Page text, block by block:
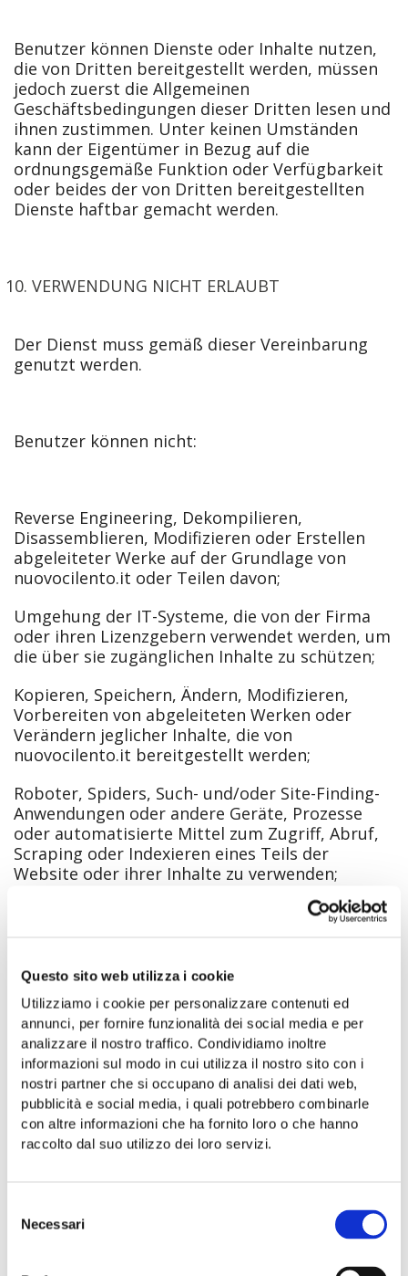
Questo sito web utilizza i cookie
Utilizziamo i cookie per personalizzare contenuti ed
annunci, per fornire funzionalità dei social media e per
analizzare il nostro traffico. Condividiamo inoltre
informazioni sul modo in cui utilizza il nostro sito con i
nostri partner che si occupano di analisi dei dati web,
pubblicità e social media, i quali potrebbero combinarle
con altre informazioni che ha fornito loro o che hanno
raccolto dal suo utilizzo dei loro servizi.
delNecessari
Benutzer können Dienste oder Inhalte nutzen,
die von Dritten bereitgestellt werden, müssen
jedoch zuerst die Allgemeinen
Geschäftsbedingungen dieser Dritten lesen und
ihnen zustimmen. Unter keinen Umständen
kann der Eigentümer in Bezug auf die
ordnungsgemäße Funktion oder Verfügbarkeit
oder beides der von Dritten bereitgestellten
Dienste haftbar gemacht werden.
VERWENDUNG NICHT ERLAUBT
Der Dienst muss gemäß dieser Vereinbarung
genutzt werden.
Benutzer können nicht:
Reverse Engineering, Dekompilieren,
Disassemblieren, Modifizieren oder Erstellen
abgeleiteter Werke auf der Grundlage von
nuovocilento.it oder Teilen davon;
Umgehung der IT-Systeme, die von der Firma
oder ihren Lizenzgebern verwendet werden, um
die über sie zugänglichen Inhalte zu schützen;
Kopieren, Speichern, Ändern, Modifizieren,
Vorbereiten von abgeleiteten Werken oder
Verändern jeglicher Inhalte, die von
nuovocilento.it bereitgestellt werden;
Roboter, Spiders, Such- und/oder Site-Finding-
Anwendungen oder andere Geräte, Prozesse
oder automatisierte Mittel zum Zugriff, Abruf,
Scraping oder Indexieren eines Teils der
Website oder ihrer Inhalte zu verwenden;
die Nutzung von nuovocilento.it auf andere
missbräuchliche Weise, die gegen diese
Vereinbarung verstößt,
diffamieren, beleidigen, belästigen, bedrohen,
oder anderweitig die Rechte anderer verletzen;
Verbreitung oder Veröffentlichung illegaler,
obszöner, rechtswidriger, verleumderischer
oder unangemessener Inhalte;
Die Nutzung von nuovocilento.it auf jede andere
missbräuchliche Weise, die gegen den Vertrag